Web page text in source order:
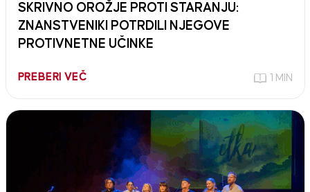
SKRIVNO OROŽJE PROTI STARANJU:
ZNANSTVENIKI POTRDILI NJEGOVE
PROTIVNETNE UČINKE
PREBERI VEČ 1 MIN